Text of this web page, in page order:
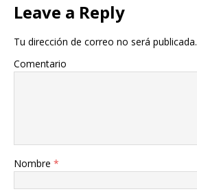
Leave a Reply
Tu dirección de correo no será publicada.
Comentario
Nombre *